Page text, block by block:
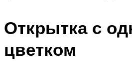
Открытка с
цветком